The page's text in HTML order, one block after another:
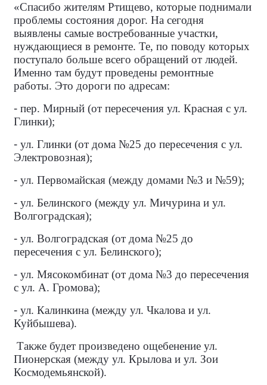
«Спасибо жителям Ртищево, которые поднимали
проблемы состояния дорог. На сегодня
выявлены самые востребованные участки,
нуждающиеся в ремонте. Те, по поводу которых
поступало больше всего обращений от людей.
Именно там будут проведены ремонтные
работы. Это дороги по адресам:
- пер. Мирный (от пересечения ул. Красная с ул.
Глинки);
- ул. Глинки (от дома №25 до пересечения с ул.
Электровозная);
- ул. Первомайская (между домами №3 и №59);
- ул. Белинского (между ул. Мичурина и ул.
Волгоградская);
- ул. Волгоградская (от дома №25 до
пересечения с ул. Белинского);
- ул. Мясокомбинат (от дома №3 до пересечения
с ул. А. Громова);
- ул. Калинкина (между ул. Чкалова и ул.
Куйбышева).
Также будет произведено ощебенение ул.
Пионерская (между ул. Крылова и ул. Зои
Космодемьянской).